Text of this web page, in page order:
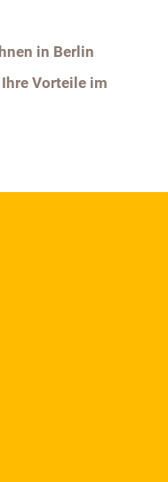
in Berlin
Vorteile im